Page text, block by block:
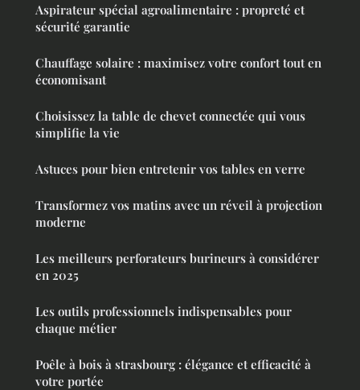
Aspirateur spécial agroalimentaire : propreté et
sécurité garantie
Chauffage solaire : maximisez votre confort tout en
économisant
Choisissez la table de chevet connectée qui vous
simplifie la vie
Astuces pour bien entretenir vos tables en verre
Transformez vos matins avec un réveil à projection
moderne
Les meilleurs perforateurs burineurs à considérer
en 2025
Les outils professionnels indispensables pour
chaque métier
Poêle à bois à strasbourg : élégance et efficacité à
votre portée